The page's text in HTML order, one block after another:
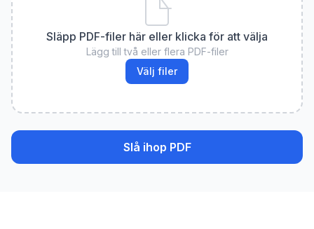
Släpp PDF-filer här eller klicka för att välja
Lägg till två eller flera PDF-filer
Välj filer
Slå ihop PDF